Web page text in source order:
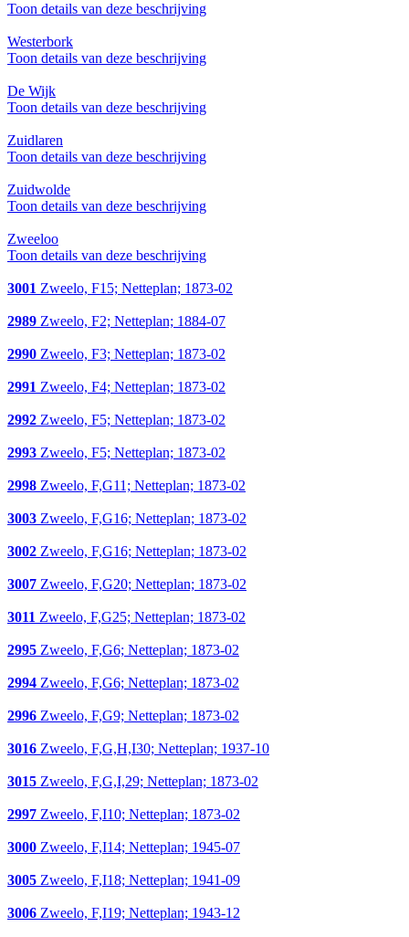
Toon details van deze beschrijving
Westerbork
Toon details van deze beschrijving
De Wijk
Toon details van deze beschrijving
Zuidlaren
Toon details van deze beschrijving
Zuidwolde
Toon details van deze beschrijving
Zweeloo
Toon details van deze beschrijving
3001 Zweelo, F15; Netteplan; 1873-02
2989 Zweelo, F2; Netteplan; 1884-07
2990 Zweelo, F3; Netteplan; 1873-02
2991 Zweelo, F4; Netteplan; 1873-02
2992 Zweelo, F5; Netteplan; 1873-02
2993 Zweelo, F5; Netteplan; 1873-02
2998 Zweelo, F,G11; Netteplan; 1873-02
3003 Zweelo, F,G16; Netteplan; 1873-02
3002 Zweelo, F,G16; Netteplan; 1873-02
3007 Zweelo, F,G20; Netteplan; 1873-02
3011 Zweelo, F,G25; Netteplan; 1873-02
2995 Zweelo, F,G6; Netteplan; 1873-02
2994 Zweelo, F,G6; Netteplan; 1873-02
2996 Zweelo, F,G9; Netteplan; 1873-02
3016 Zweelo, F,G,H,I30; Netteplan; 1937-10
3015 Zweelo, F,G,I,29; Netteplan; 1873-02
2997 Zweelo, F,I10; Netteplan; 1873-02
3000 Zweelo, F,I14; Netteplan; 1945-07
3005 Zweelo, F,I18; Netteplan; 1941-09
3006 Zweelo, F,I19; Netteplan; 1943-12